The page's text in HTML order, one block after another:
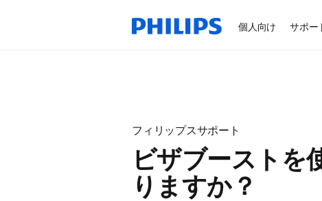
個人向け サポー
フィリップスサポート
ビザブーストを
りますか？